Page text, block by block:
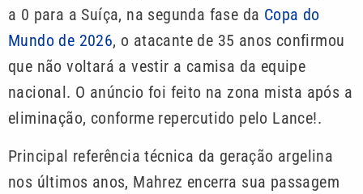
a 0 para a Suíça, na segunda fase da Copa do
Mundo de 2026, o atacante de 35 anos confirmou
que não voltará a vestir a camisa da equipe
nacional. O anúncio foi feito na zona mista após a
eliminação, conforme repercutido pelo Lance!.
Principal referência técnica da geração argelina
nos últimos anos, Mahrez encerra sua passagem